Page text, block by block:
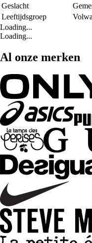
Geslacht
Leeftijdsgroep
Loading...
Loading...
Al onze merken